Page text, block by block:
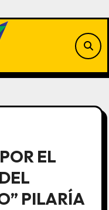
EL
PILARÍA